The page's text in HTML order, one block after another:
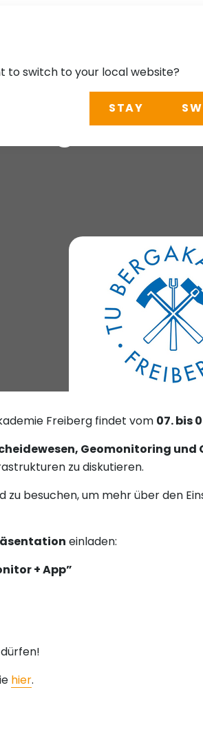
2026
Freiberg findet vom 07. bis
Geomonitoring und
zu diskutieren.
zu besuchen, um mehr über den
einladen:
+ App”
hier.
to switch to your local website?
STAY